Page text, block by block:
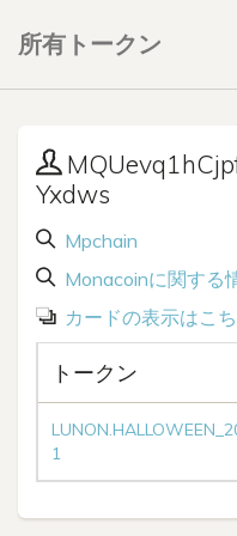
所有トークン
Yxdws
Mpchain
Monacoinに関する
カードの表示はこ
トークン
1